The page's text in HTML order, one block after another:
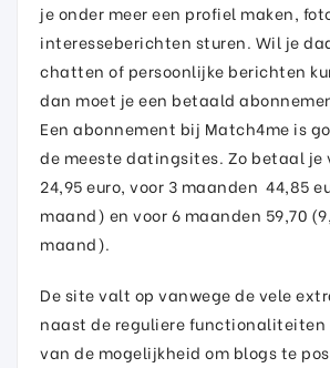
je onder meer een profiel maken,
interesseberichten sturen. Wil je
chatten of persoonlijke berichten
dan moet je een betaald
Een abonnement bij Match4me is
de meeste datingsites. Zo betaal je
24,95 euro, voor 3 maanden 44,85
maand) en voor 6 maanden 59,70
maand).
De site valt op vanwege de vele
naast de reguliere functionaliteiten
van de mogelijkheid om blogs te